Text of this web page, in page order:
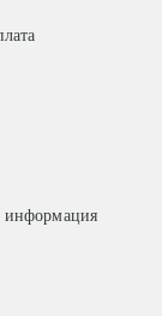
информация